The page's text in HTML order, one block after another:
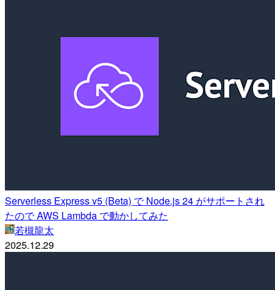
Serverless Express v5 (Beta) で Node.js 24 がサポートされ
たので AWS Lambda で動かしてみた
若槻龍太
2025.12.29